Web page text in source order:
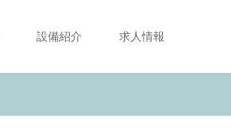
設備紹介 求人情報